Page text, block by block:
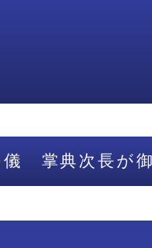
儀 掌典次長が